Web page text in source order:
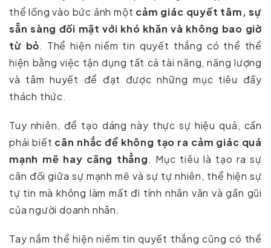
thể lồng vào bức ảnh một cảm giác quyết tâm, sự
sẵn sàng đối mặt với khó khăn và không bao giờ
từ bỏ. Thể hiện niềm tin quyết thắng có thể thể
hiện bằng việc tận dụng tất cả tài năng, năng lượng
và tâm huyết để đạt được những mục tiêu đầy
thách thức.
Tuy nhiên, để tạo dáng này thực sự hiệu quả, cần
phải biết cân nhắc để không tạo ra cảm giác quá
mạnh mẽ hay căng thẳng. Mục tiêu là tạo ra sự
cân đối giữa sự mạnh mẽ và sự tự nhiên, thể hiện sự
tự tin mà không làm mất đi tính nhân văn và gần gũi
của người doanh nhân.
Tay nắm thể hiện niềm tin quyết thắng cũng có thể